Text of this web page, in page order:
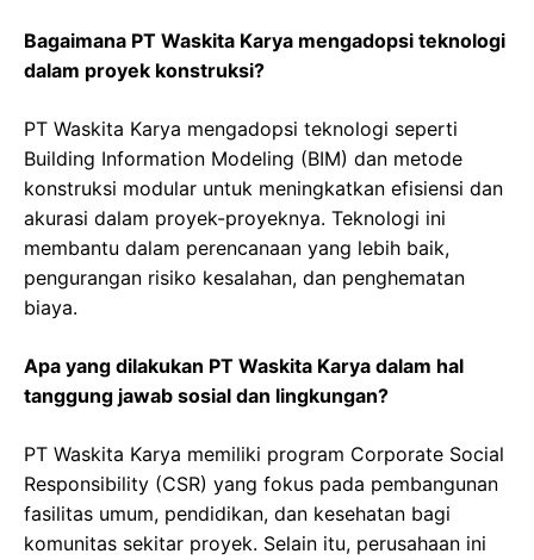
Bagaimana PT Waskita Karya mengadopsi teknologi
dalam proyek konstruksi?
PT Waskita Karya mengadopsi teknologi seperti
Building Information Modeling (BIM) dan metode
konstruksi modular untuk meningkatkan efisiensi dan
akurasi dalam proyek-proyeknya. Teknologi ini
membantu dalam perencanaan yang lebih baik,
pengurangan risiko kesalahan, dan penghematan
biaya.
Apa yang dilakukan PT Waskita Karya dalam hal
tanggung jawab sosial dan lingkungan?
PT Waskita Karya memiliki program Corporate Social
Responsibility (CSR) yang fokus pada pembangunan
fasilitas umum, pendidikan, dan kesehatan bagi
komunitas sekitar proyek. Selain itu, perusahaan ini